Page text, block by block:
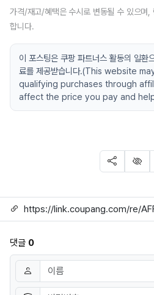
가격/재고/혜택은 수시로 변동될 수 있으며,
합니다.
이 포스팅은 쿠팡 파트너스 활동의 일환
료를 제공받습니다.(This website
qualifying purchases through
affect the price you pay and
SNS 공유
신고
링크
댓글 0
댓글쓰기
이름 필수